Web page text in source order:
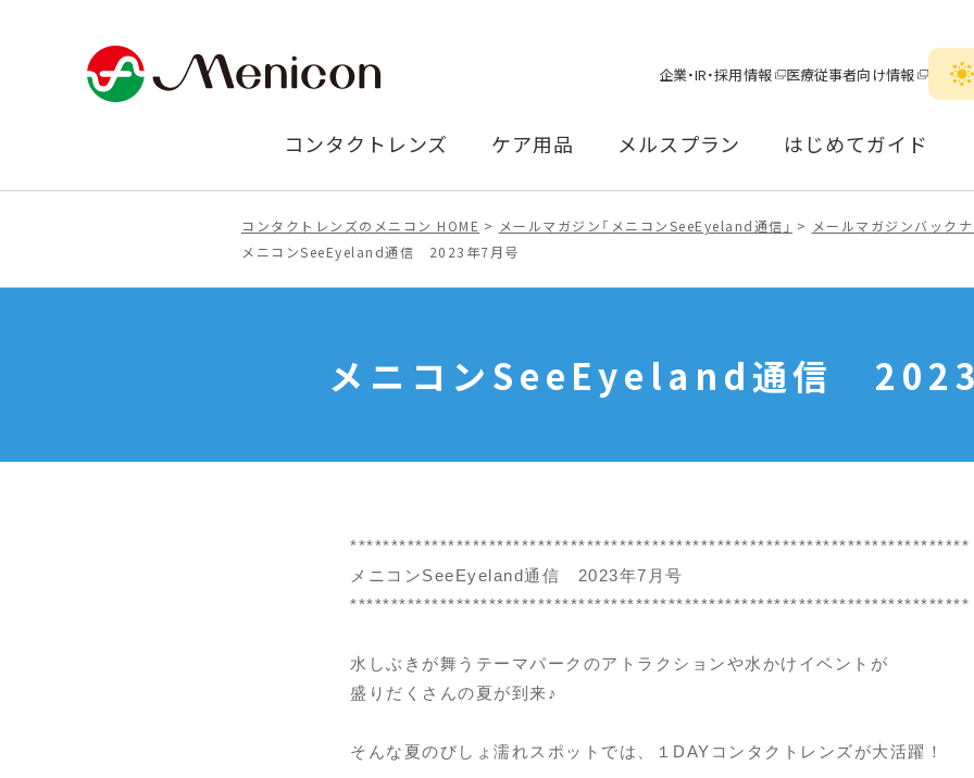
企業・IR・採用情報 医療従事者向け情報
コンタクトレンズ ケア用品 メルスプラン はじめてガイド
コンタクトレンズのメニコン HOME メールマガジン「メニコンSeeEyeland通信」
メールマガジンバック
メニコンSeeEyeland通信 2023年7月号
メニコンSeeEyeland通信
****************************************************************************
メニコンSeeEyeland通信 2023年7月号
****************************************************************************
水しぶきが舞うテーマパークのアトラクションや水かけイベントが
盛りだくさんの夏が到来♪
そんな夏のびしょ濡れスポットでは、１DAYコンタクトレンズが大活躍！